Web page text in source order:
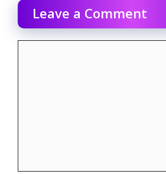
Leave a Comment